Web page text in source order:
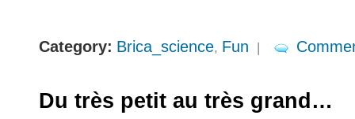
Category: Brica_science, Fun |
Du très petit au très grand…